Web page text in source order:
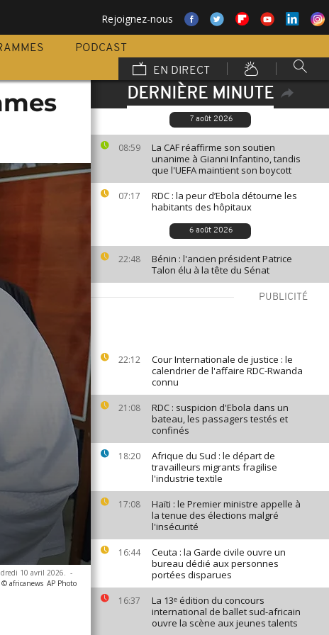
Rejoignez-nous
PODCAST
EN DIRECT
DERNIÈRE MINUTE
7 août 2026
08:59
La CAF réaffirme son soutien
unanime à Gianni Infantino, tandis
que l'UEFA maintient son boycott
07:17
RDC : la peur d’Ebola détourne les
habitants des hôpitaux
6 août 2026
22:48
Bénin : l'ancien président Patrice
Talon élu à la tête du Sénat
PUBLICITÉ
22:12
Cour Internationale de justice : le
calendrier de l'affaire RDC-Rwanda
connu
21:08
RDC : suspicion d'Ebola dans un
bateau, les passagers testés et
confinés
18:20
Afrique du Sud : le départ de
travailleurs migrants fragilise
l'industrie textile
17:08
Haïti : le Premier ministre appelle à
la tenue des élections malgré
l'insécurité
16:44
Ceuta : la Garde civile ouvre un
bureau dédié aux personnes
portées disparues
16:37
La 13ᵉ édition du concours
international de ballet sud-africain
ouvre la scène aux jeunes talents
10 avril 2026. -
africanews AP Photo